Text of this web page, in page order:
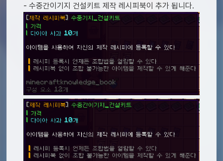
- 수중간이기지 건설키트 제작 레시피북이 추가 됩니다.